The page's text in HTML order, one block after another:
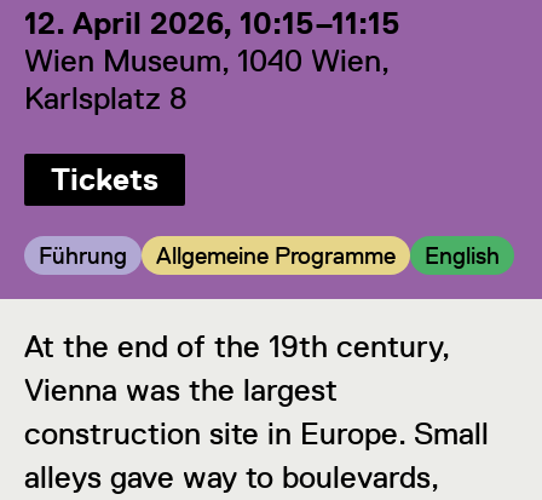
12. April 2026, 10:15–11:15
Wien Museum, 1040 Wien,
Karlsplatz 8
Tickets
Kategorie:
Führung Kategorie:
Allgemeine Programme Kategorie:
English
At the end of the 19th century,
Vienna was the largest
construction site in Europe. Small
alleys gave way to boulevards,